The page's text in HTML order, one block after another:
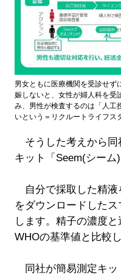
男女ともに医療機関を受診せず
娠しないと、女性が婦人科を受
み、男性が検査するのは「人工
いという＝リクルートライフス
そうした考えから同
キット「Seem(シーム
自分で採取した精液
をダウンロードした
します。精子の濃度
WHOの基準値と比較し
同社が簡易測定キッ